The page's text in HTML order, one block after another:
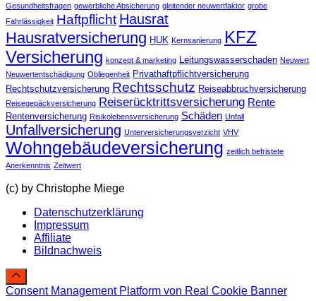
Gesundheitsfragen gewerbliche Absicherung gleitender neuwertfaktor grobe
Fahrlässigkeit Haftpflicht Hausrat
Hausratversicherung HUK Kernsanierung KFZ
Versicherung konzept & marketing Leitungswasserschaden Neuwert
Neuwertentschädigung Obliegenheit Privathaftpflichtversicherung
Rechtschutzversicherung Rechtsschutz Reiseabbruchversicherung
Reisegepäckversicherung Reiserücktrittsversicherung Rente
Rentenversicherung Risikolebensversicherung Schäden Unfall
Unfallversicherung Unterversicherungsverzicht VHV
Wohngebäudeversicherung zeitlich befristete
Anerkenntnis Zeitwert
(c) by Christophe Miege
Datenschutzerklärung
Impressum
Affiliate
Bildnachweis
Consent Management Platform von Real Cookie Banner